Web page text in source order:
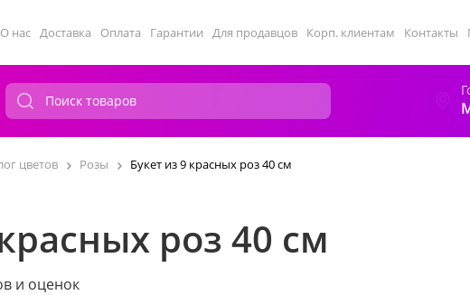
О нас Доставка Оплата Гарантии Для продавцов Корп. клиентам Контакты
цветов Розы Букет из 9 красных роз 40 см
роз 40 см
и оценок